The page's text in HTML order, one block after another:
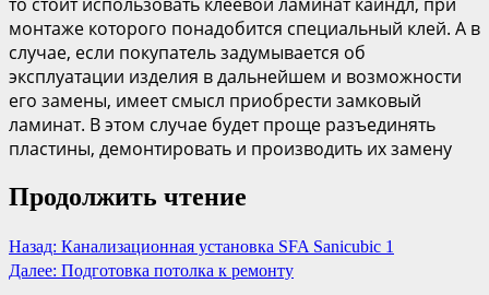
монтаже которого понадобится специальный клей. А в
случае, если покупатель задумывается об
эксплуатации изделия в дальнейшем и возможности
его замены, имеет смысл приобрести замковый
ламинат. В этом случае будет проще разъединять
пластины, демонтировать и производить их замену
Продолжить чтение
Назад: Канализационная установка SFA Sanicubic 1
Далее: Подготовка потолка к ремонту